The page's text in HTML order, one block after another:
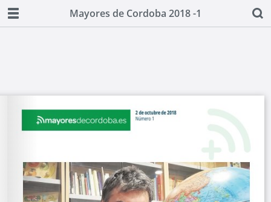
Mayores de Cordoba 2018 -1